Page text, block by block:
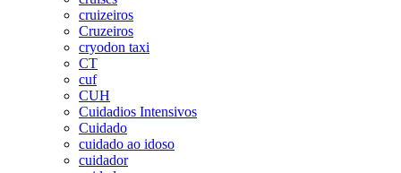
cruizeiros
Cruzeiros
cryodon taxi
CT
cuf
CUH
Cuidadios Intensivos
Cuidado
cuidado ao idoso
cuidador